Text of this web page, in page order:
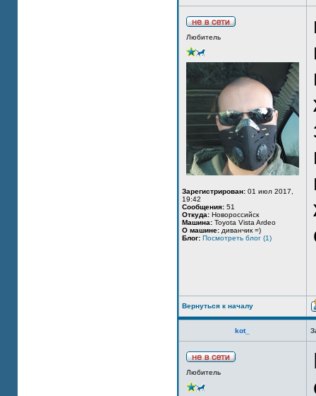
Любитель
Зарегистрирован: 01 июл 2017,
19:42
Сообщения: 51
Откуда: Новороссийск
Машина: Toyota Vista Ardeo
О машине: диванчик =)
Блог: Посмотреть блог (1)
Вернуться к началу
kot_
Любитель